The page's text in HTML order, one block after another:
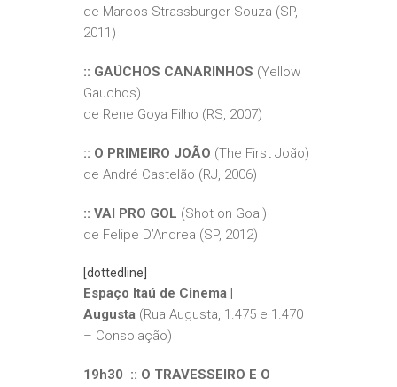
de Marcos Strassburger Souza (SP,
2011)
:: GAÚCHOS CANARINHOS (Yellow
Gauchos)
de Rene Goya Filho (RS, 2007)
:: O PRIMEIRO JOÃO (The First João)
de André Castelão (RJ, 2006)
:: VAI PRO GOL (Shot on Goal)
de Felipe D’Andrea (SP, 2012)
[dottedline]
Espaço Itaú de Cinema |
Augusta (Rua Augusta, 1.475 e 1.470
– Consolação)
19h30 :: O TRAVESSEIRO E O